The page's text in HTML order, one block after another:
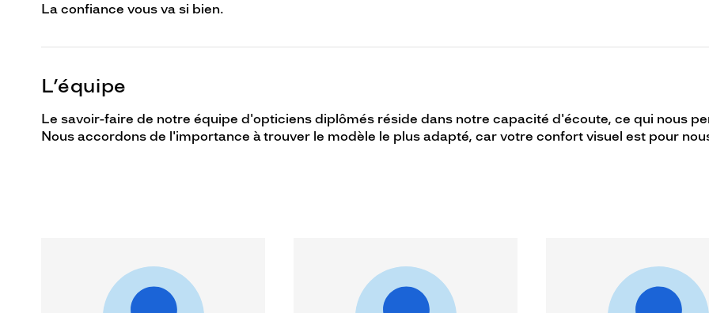
La confiance vous va si bien.
L’équipe
Le savoir-faire de notre équipe d'opticiens diplômés réside dans notre capacité d'écoute, ce qui nous
Nous accordons de l'importance à trouver le modèle le plus adapté, car votre confort visuel est pour